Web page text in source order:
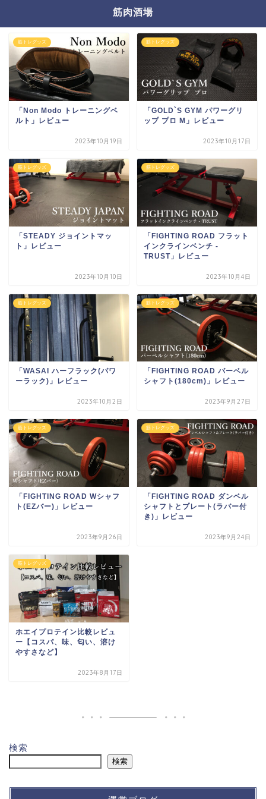
筋肉酒場
筋トレグッズ
「Non Modo トレーニングベ
ルト」レビュー
2023年10月19日
筋トレグッズ
「GOLD`S GYM パワーグリ
ップ プロ M」レビュー
2023年10月17日
筋トレグッズ
「STEADY ジョイントマッ
ト」レビュー
2023年10月10日
筋トレグッズ
「FIGHTING ROAD フラット
インクラインベンチ -
TRUST」レビュー
2023年10月4日
筋トレグッズ
「WASAI ハーフラック(パワ
ーラック)」レビュー
2023年10月2日
筋トレグッズ
「FIGHTING ROAD バーベル
シャフト(180cm)」レビュー
2023年9月27日
筋トレグッズ
「FIGHTING ROAD Wシャフ
ト(EZバー)」レビュー
2023年9月26日
筋トレグッズ
「FIGHTING ROAD ダンベル
シャフトとプレート(ラバー付
き)」レビュー
2023年9月24日
筋トレグッズ
ホエイプロテイン比較レビュ
ー【コスパ、味、匂い、溶け
やすさなど】
2023年8月17日
検索
検索